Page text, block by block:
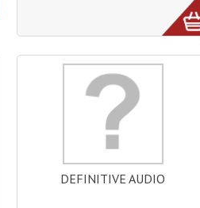
DEFINITIVE AUDIO